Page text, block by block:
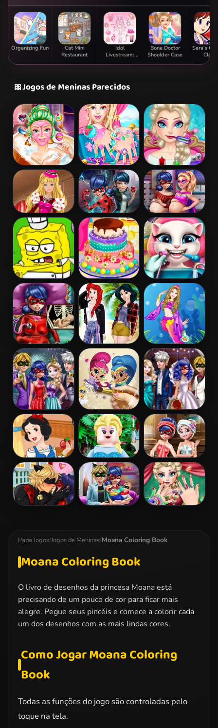
Organizing Fun
Cat Mini
Restaurant
Idol
Livestream:
Bone Doctor
Shoulder Case
Sara's
Class:
🎀Jogos de Meninas Parecidos
Barbie Beauty
Bath
Barbie Nails
Spa
Elsa Frozen
Brain Surgery
Barbie's
Valentine's
Patchwork
Dress
Ladybug Secret
Mission
Hero Dolls
Pregnant BFFs
Spongebob
Restaurant
Barbies
Birthday Cake
Angela Real
Dentist
Pregnant
Dotted Girl
Emergency
Princess
Coachella Style
Dress 1
Barbie
Mermaid
Princess
Couples New
Year Party
Shimmer and
Shine Coloring
Book
Ladybug
Wedding Royal
Guests
Snow White
Patchwork
Dress
Lego Princesses Ladybug Sauna
Realife
Papa Jogos/Jogos de Meninas/Moana Coloring Book
Moana Coloring Book
O livro de desenhos da princesa Moana está
precisando de um pouco de cor para ficar mais
alegre. Pegue seus pincéis e comece a colorir cada
um dos desenhos com as mais lindas cores.
Como Jogar Moana Coloring
Book
Todas as funções do jogo são controladas pelo
toque na tela.